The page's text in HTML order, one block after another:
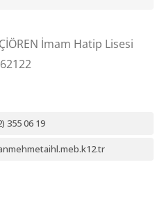
İmam Hatip Lisesi
355 06 19